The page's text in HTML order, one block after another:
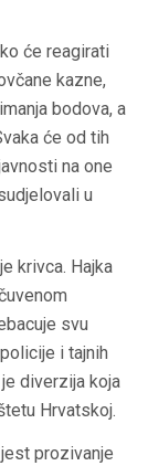
će reagirati
kazne,
bodova, a
će od tih
na one
u
krivca. Hajka
svu
i tajnih
diverzija koja
Hrvatskoj.
prozivanje